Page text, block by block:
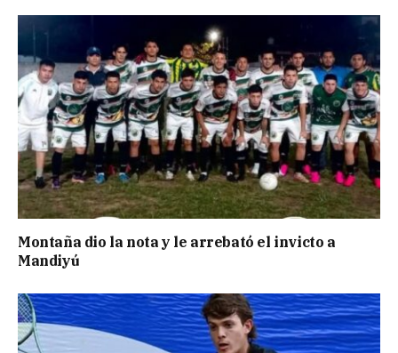
Montaña dio la nota y le arrebató el invicto a
Mandiyú